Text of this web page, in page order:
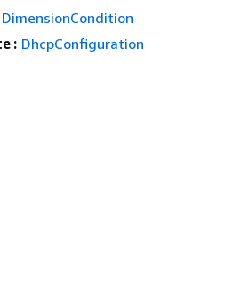
DimensionCondition
: DhcpConfiguration